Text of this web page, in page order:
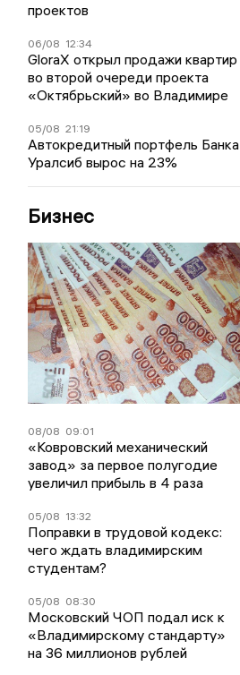
проектов
06/08 12:34
GloraX открыл продажи квартир
во второй очереди проекта
«Октябрьский» во Владимире
05/08 21:19
Автокредитный портфель Банка
Уралсиб вырос на 23%
Бизнес
08/08 09:01
«Ковровский механический
завод» за первое полугодие
увеличил прибыль в 4 раза
05/08 13:32
Поправки в трудовой кодекс:
чего ждать владимирским
студентам?
05/08 08:30
Московский ЧОП подал иск к
«Владимирскому стандарту»
на 36 миллионов рублей